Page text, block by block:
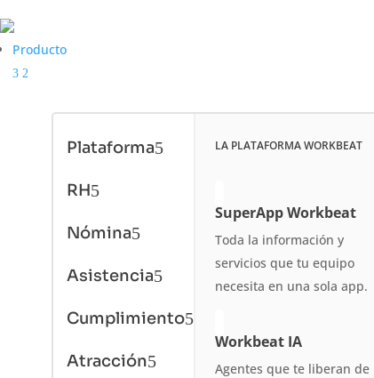
Producto
3 2
5
Plataforma
5
RH
5
Nómina
5
Asistencia
5
Cumplimiento
5
Atracción
LA PLATAFORMA WORKBEAT
SuperApp Workbeat
Toda la información y
servicios que tu equipo
necesita en una sola app.
Workbeat IA
Agentes que te liberan de